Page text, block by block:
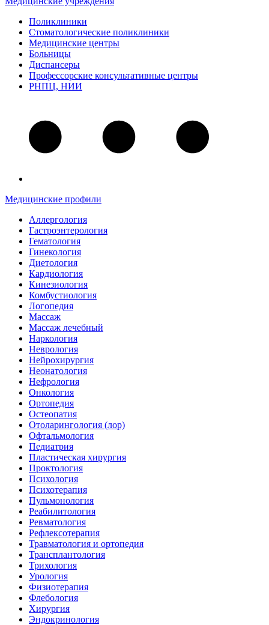
Поликлиники
Стоматологические поликлиники
Медицинские центры
Больницы
Диспансеры
Профессорские консультативные центры
РНПЦ, НИИ
Медицинские профили
Аллергология
Гастроэнтерология
Гематология
Гинекология
Диетология
Кардиология
Кинезиология
Комбустиология
Логопедия
Массаж
Массаж лечебный
Наркология
Неврология
Нейрохирургия
Неонатология
Нефрология
Онкология
Ортопедия
Остеопатия
Отоларингология (лор)
Офтальмология
Педиатрия
Пластическая хирургия
Проктология
Психология
Психотерапия
Пульмонология
Реабилитология
Ревматология
Рефлексотерапия
Травматология и ортопедия
Трансплантология
Трихология
Урология
Физиотерапия
Флебология
Хирургия
Эндокринология